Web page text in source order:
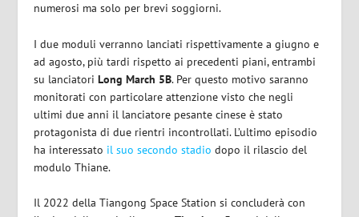
numerosi ma solo per brevi soggiorni.
I due moduli verranno lanciati rispettivamente a giugno e
ad agosto, più tardi rispetto ai precedenti piani, entrambi
su lanciatoriLong March 5B. Per questo motivo saranno
monitorati con particolare attenzione visto che negli
ultimi due anni il lanciatore pesante cinese è stato
protagonista di due rientri incontrollati. L’ultimo episodio
ha interessato il suo secondo stadio dopo il rilascio del
modulo Thiane.
Il 2022 della Tiangong Space Station si concluderà con